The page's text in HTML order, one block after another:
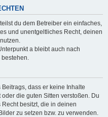
du dem Betreiber ein einfaches,
und unentgeltliches Recht, deinen
a bleibt auch nach
bestehen.
dass er keine Inhalte
die guten Sitten verstoßen. Du
besitzt, die in deinen
zu setzen bzw. zu verwenden.